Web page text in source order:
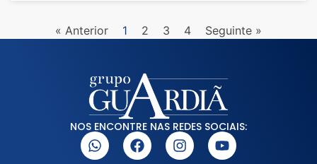
« Anterior 1 2 3 4 Seguinte »
NOS ENCONTRE NAS REDES SOCIAIS: